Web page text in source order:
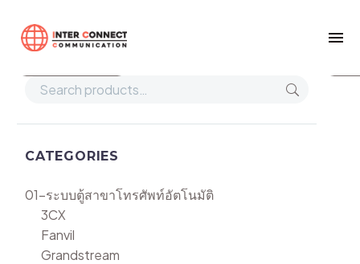
Home
CATEGORIES
01-ระบบตู้สาขาโทรศัพท์อัตโนมัติ
3CX
Fanvil
Grandstream